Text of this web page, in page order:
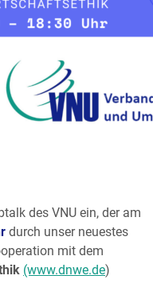
des VNU ein, der am
durch unser neuestes
mit dem
(www.dnwe.de)